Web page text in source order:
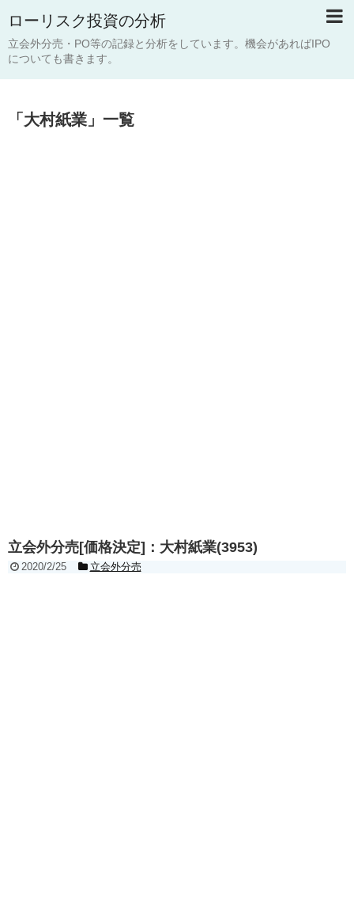
ローリスク投資の分析
立会外分売・PO等の記録と分析をしています。機会があればIPO
についても書きます。
「 大村紙業 」 一覧
立会外分売[価格決定]：大村紙業(3953)
2020/2/25 立会外分売